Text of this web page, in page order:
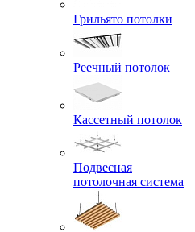
Грильято потолки
Реечный потолок
Кассетный потолок
Подвесная
потолочная система